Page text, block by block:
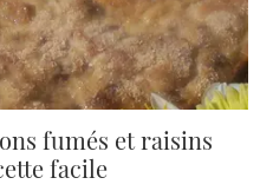
fumés et raisins
facile